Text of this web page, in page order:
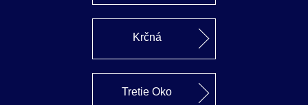
Krčná
Tretie Oko